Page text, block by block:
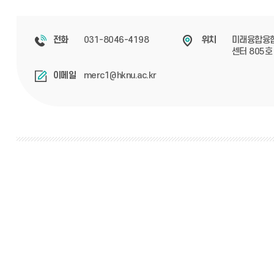
전화 031-8046-4198 위치
미래융합융
센터 805호
이메일 merc1@hknu.ac.kr